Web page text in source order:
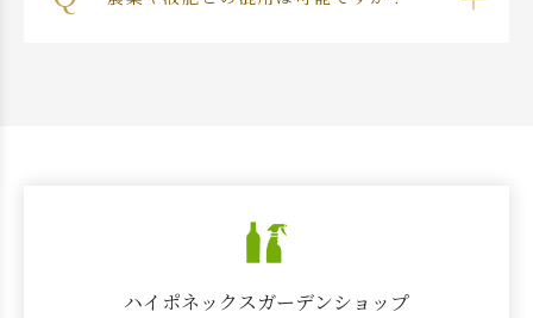
ハイポネックスガーデンショップ